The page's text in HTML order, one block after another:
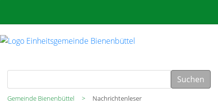
Suchen
Gemeinde Bienenbüttel Nachrichtenleser